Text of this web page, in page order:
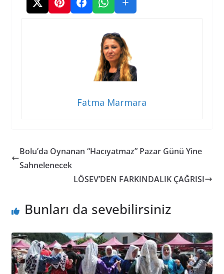
Fatma Marmara
Bolu’da Oynanan “Hacıyatmaz” Pazar Günü Yine
Sahnelenecek
LÖSEV’DEN FARKINDALIK ÇAĞRISI
Bunları da sevebilirsiniz